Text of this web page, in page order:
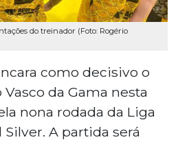
do treinador (Foto: Rogério
como decisivo o
da Gama nesta
nona rodada da Liga
A partida será